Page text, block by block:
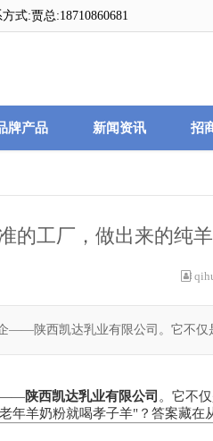
式:贾总:18710860681
牌产品 新闻资讯 招
的工厂，做出来的纯
——陕西凯达乳业有限公司。它不
——陕西凯达乳业有限公司 。它不
羊奶粉就喝孝子羊"？答案藏在